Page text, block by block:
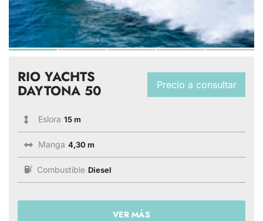
Precio a consultar
RIO YACHTS
DAYTONA 50
Eslora 15 m
Manga 4,30 m
Combustible Diesel
VER MÁS